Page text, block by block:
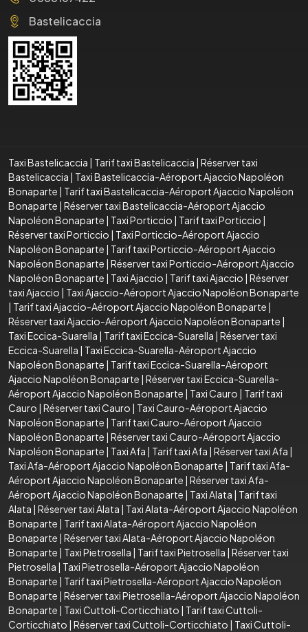
Bastelicaccia
Taxi Bastelicaccia | Tarif taxi Bastelicaccia | Réserver taxi
Bastelicaccia | Taxi Bastelicaccia-Aéroport Ajaccio Napoléon
Bonaparte | Tarif taxi Bastelicaccia-Aéroport Ajaccio Napoléon
Bonaparte | Réserver taxi Bastelicaccia-Aéroport Ajaccio
Napoléon Bonaparte | Taxi Porticcio | Tarif taxi Porticcio |
Réserver taxi Porticcio | Taxi Porticcio-Aéroport Ajaccio
Napoléon Bonaparte | Tarif taxi Porticcio-Aéroport Ajaccio
Napoléon Bonaparte | Réserver taxi Porticcio-Aéroport Ajaccio
Napoléon Bonaparte | Taxi Ajaccio | Tarif taxi Ajaccio | Réserver
taxi Ajaccio | Taxi Ajaccio-Aéroport Ajaccio Napoléon Bonaparte
| Tarif taxi Ajaccio-Aéroport Ajaccio Napoléon Bonaparte |
Réserver taxi Ajaccio-Aéroport Ajaccio Napoléon Bonaparte |
Taxi Eccica-Suarella | Tarif taxi Eccica-Suarella | Réserver taxi
Eccica-Suarella | Taxi Eccica-Suarella-Aéroport Ajaccio
Napoléon Bonaparte | Tarif taxi Eccica-Suarella-Aéroport
Ajaccio Napoléon Bonaparte | Réserver taxi Eccica-Suarella-
Aéroport Ajaccio Napoléon Bonaparte | Taxi Cauro | Tarif taxi
Cauro | Réserver taxi Cauro | Taxi Cauro-Aéroport Ajaccio
Napoléon Bonaparte | Tarif taxi Cauro-Aéroport Ajaccio
Napoléon Bonaparte | Réserver taxi Cauro-Aéroport Ajaccio
Napoléon Bonaparte | Taxi Afa | Tarif taxi Afa | Réserver taxi Afa |
Taxi Afa-Aéroport Ajaccio Napoléon Bonaparte | Tarif taxi Afa-
Aéroport Ajaccio Napoléon Bonaparte | Réserver taxi Afa-
Aéroport Ajaccio Napoléon Bonaparte | Taxi Alata | Tarif taxi
Alata | Réserver taxi Alata | Taxi Alata-Aéroport Ajaccio Napoléon
Bonaparte | Tarif taxi Alata-Aéroport Ajaccio Napoléon
Bonaparte | Réserver taxi Alata-Aéroport Ajaccio Napoléon
Bonaparte | Taxi Pietrosella | Tarif taxi Pietrosella | Réserver taxi
Pietrosella | Taxi Pietrosella-Aéroport Ajaccio Napoléon
Bonaparte | Tarif taxi Pietrosella-Aéroport Ajaccio Napoléon
Bonaparte | Réserver taxi Pietrosella-Aéroport Ajaccio Napoléon
Bonaparte | Taxi Cuttoli-Corticchiato | Tarif taxi Cuttoli-
Corticchiato | Réserver taxi Cuttoli-Corticchiato | Taxi Cuttoli-